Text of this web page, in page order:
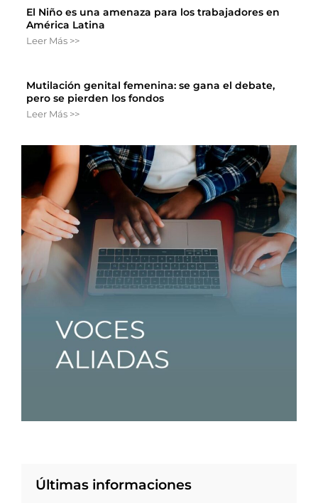
El Niño es una amenaza para los trabajadores en
América Latina
Leer Más >>
Mutilación genital femenina: se gana el debate,
pero se pierden los fondos
Leer Más >>
Últimas informaciones